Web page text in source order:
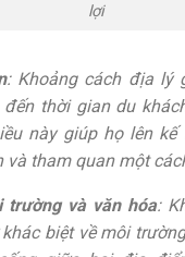
lợi
: Khoảng cách địa lý
thời gian du
này giúp họ lên kế
và tham quan một
trường và văn hóa:
biệt về môi